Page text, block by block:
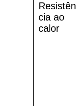
Resistên
cia ao
calor